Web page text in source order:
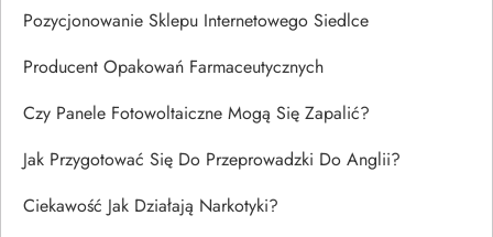
Pozycjonowanie Sklepu Internetowego Siedlce
Producent Opakowań Farmaceutycznych
Czy Panele Fotowoltaiczne Mogą Się Zapalić?
Jak Przygotować Się Do Przeprowadzki Do Anglii?
Ciekawość Jak Działają Narkotyki?